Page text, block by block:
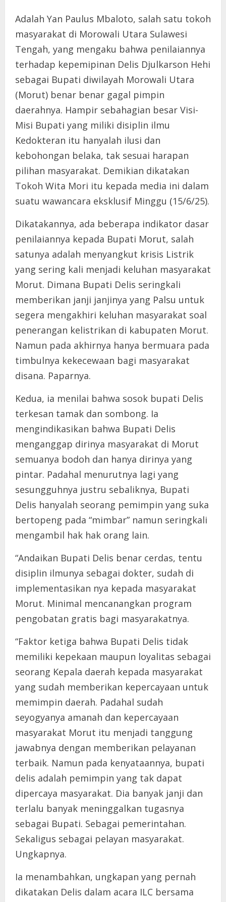
Adalah Yan Paulus Mbaloto, salah satu tokoh
masyarakat di Morowali Utara Sulawesi
Tengah, yang mengaku bahwa penilaiannya
terhadap kepemipinan Delis Djulkarson Hehi
sebagai Bupati diwilayah Morowali Utara
(Morut) benar benar gagal pimpin
daerahnya. Hampir sebahagian besar Visi-
Misi Bupati yang miliki disiplin ilmu
Kedokteran itu hanyalah ilusi dan
kebohongan belaka, tak sesuai harapan
pilihan masyarakat. Demikian dikatakan
Tokoh Wita Mori itu kepada media ini dalam
suatu wawancara eksklusif Minggu (15/6/25).
Dikatakannya, ada beberapa indikator dasar
penilaiannya kepada Bupati Morut, salah
satunya adalah menyangkut krisis Listrik
yang sering kali menjadi keluhan masyarakat
Morut. Dimana Bupati Delis seringkali
memberikan janji janjinya yang Palsu untuk
segera mengakhiri keluhan masyarakat soal
penerangan kelistrikan di kabupaten Morut.
Namun pada akhirnya hanya bermuara pada
timbulnya kekecewaan bagi masyarakat
disana. Paparnya.
Kedua, ia menilai bahwa sosok bupati Delis
terkesan tamak dan sombong. Ia
mengindikasikan bahwa Bupati Delis
menganggap dirinya masyarakat di Morut
semuanya bodoh dan hanya dirinya yang
pintar. Padahal menurutnya lagi yang
sesungguhnya justru sebaliknya, Bupati
Delis hanyalah seorang pemimpin yang suka
bertopeng pada “mimbar” namun seringkali
mengambil hak hak orang lain.
“Andaikan Bupati Delis benar cerdas, tentu
disiplin ilmunya sebagai dokter, sudah di
implementasikan nya kepada masyarakat
Morut. Minimal mencanangkan program
pengobatan gratis bagi masyarakatnya.
“Faktor ketiga bahwa Bupati Delis tidak
memiliki kepekaan maupun loyalitas sebagai
seorang Kepala daerah kepada masyarakat
yang sudah memberikan kepercayaan untuk
memimpin daerah. Padahal sudah
seyogyanya amanah dan kepercayaan
masyarakat Morut itu menjadi tanggung
jawabnya dengan memberikan pelayanan
terbaik. Namun pada kenyataannya, bupati
delis adalah pemimpin yang tak dapat
dipercaya masyarakat. Dia banyak janji dan
terlalu banyak meninggalkan tugasnya
sebagai Bupati. Sebagai pemerintahan.
Sekaligus sebagai pelayan masyarakat.
Ungkapnya.
Ia menambahkan, ungkapan yang pernah
dikatakan Delis dalam acara ILC bersama